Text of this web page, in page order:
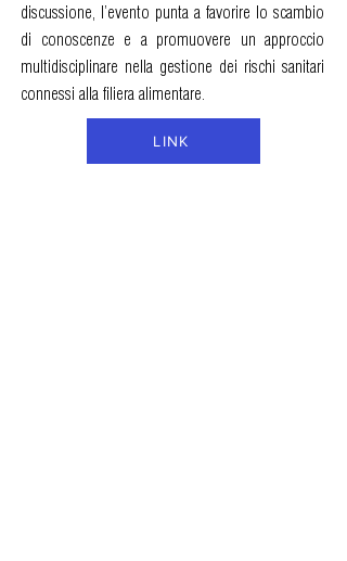
discussione, l’evento punta a favorire lo scambio
di conoscenze e a promuovere un approccio
multidisciplinare nella gestione dei rischi sanitari
connessi alla filiera alimentare.
LINK